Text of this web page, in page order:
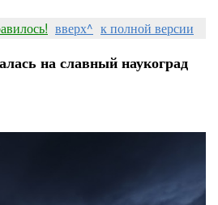
вверх^ к полной версии
на славный наукоград